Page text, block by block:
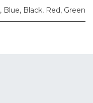
, Blue, Black, Red, Green